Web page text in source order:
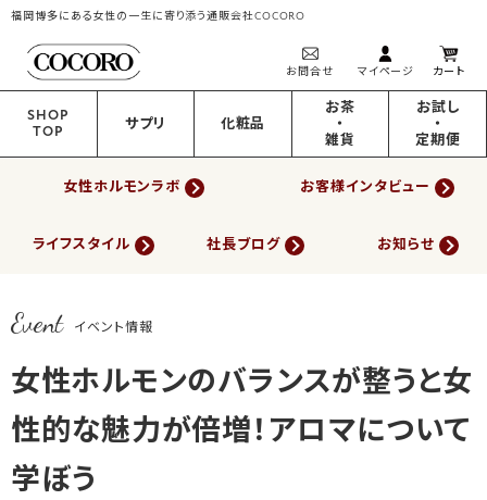
福岡博多にある女性の一生に寄り添う通販会社COCORO
お問合せ マイページ カート
SHOP
TOP
サプリ 化粧品
お茶
・
雑貨
お試し
・
定期便
女性ホルモンラボ お客様インタビュー
ライフスタイル 社長ブログ お知らせ
Event イベント情報
女性ホルモンのバランスが整うと女
性的な魅力が倍増！アロマについて
学ぼう